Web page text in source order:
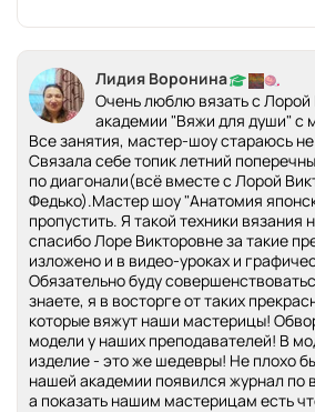
Лидия Воронина
Очень люблю вязать с Лорой
академии "Вяжи для души" с
Все занятия, мастер-шоу стараюсь не
Связала себе топик летний
по диагонали(всё вместе с Лорой
Федько).Мастер шоу "Анатомия
пропустить. Я такой техники вязания
спасибо Лоре Викторовне за такие
изложено и в видео-уроках и
Обязательно буду
знаете, я в восторге от таких
которые вяжут наши мастерицы!
модели у наших преподавателей! В
изделие - это же шедевры! Не плохо
нашей академии появился журнал по
а показать нашим мастерицам есть